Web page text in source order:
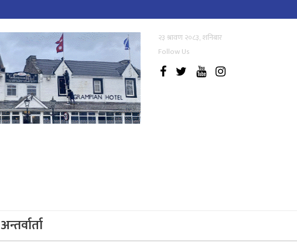
२३ श्रावण २०८३, शनिबार
Follow Us
अन्तर्वार्ता